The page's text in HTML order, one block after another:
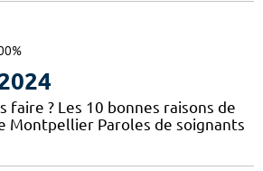
faire ? Les 10 bonnes raisons de
Montpellier Paroles de soignants